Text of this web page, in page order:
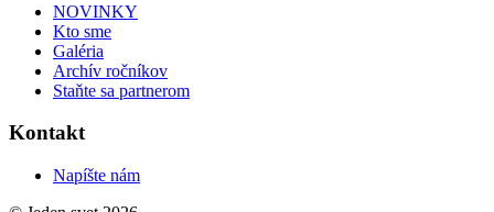
NOVINKY
Kto sme
Galéria
Archív ročníkov
Staňte sa partnerom
Kontakt
Napíšte nám